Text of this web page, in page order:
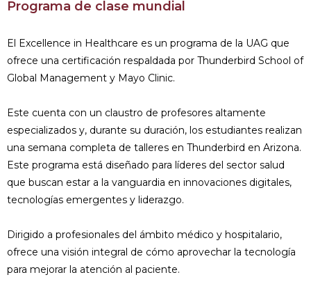
Programa de clase mundial
El Excellence in Healthcare es un programa de la UAG que
ofrece una certificación respaldada por Thunderbird School of
Global Management y Mayo Clinic.
Este cuenta con un claustro de profesores altamente
especializados y, durante su duración, los estudiantes realizan
una semana completa de talleres en Thunderbird en Arizona.
Este programa está diseñado para líderes del sector salud
que buscan estar a la vanguardia en innovaciones digitales,
tecnologías emergentes y liderazgo.
Dirigido a profesionales del ámbito médico y hospitalario,
ofrece una visión integral de cómo aprovechar la tecnología
para mejorar la atención al paciente.